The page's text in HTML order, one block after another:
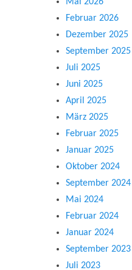
Februar 2026
Dezember 2025
September 2025
Juli 2025
Juni 2025
April 2025
März 2025
Februar 2025
Januar 2025
Oktober 2024
September 2024
Mai 2024
Februar 2024
Januar 2024
September 2023
Juli 2023